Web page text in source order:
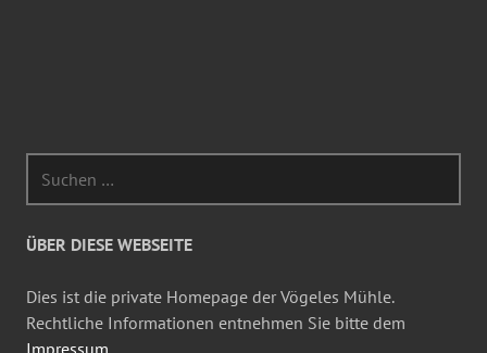
nach:
ÜBER DIESE WEBSEITE
Dies ist die private Homepage der Vögeles Mühle.
Rechtliche Informationen entnehmen Sie bitte dem
Impressum